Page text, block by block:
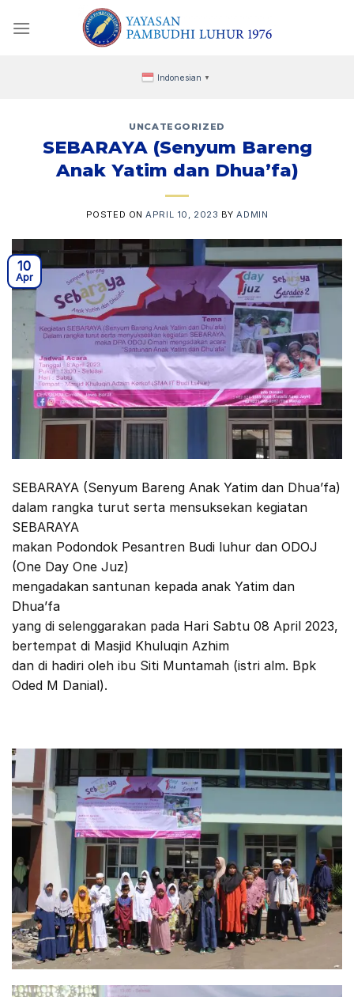
Indonesian ▼
UNCATEGORIZED
SEBARAYA (Senyum Bareng
Anak Yatim dan Dhua’fa)
POSTED ONAPRIL 10, 2023 BYADMIN
10
Apr
SEBARAYA (Senyum Bareng Anak Yatim dan Dhua’fa)
dalam rangka turut serta mensuksekan kegiatan
SEBARAYA
makan Podondok Pesantren Budi luhur dan ODOJ
(One Day One Juz)
mengadakan santunan kepada anak Yatim dan
Dhua’fa
yang di selenggarakan pada Hari Sabtu 08 April 2023,
bertempat di Masjid Khuluqin Azhim
dan di hadiri oleh ibu Siti Muntamah (istri alm. Bpk
Oded M Danial).